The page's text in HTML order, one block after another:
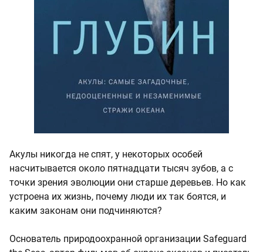
Акулы никогда не спят, у некоторых особей
насчитывается около пятнадцати тысяч зубов, а с
точки зрения эволюции они старше деревьев. Но как
устроена их жизнь, почему люди их так боятся, и
каким законам они подчиняются?
Основатель природоохранной организации Safeguard